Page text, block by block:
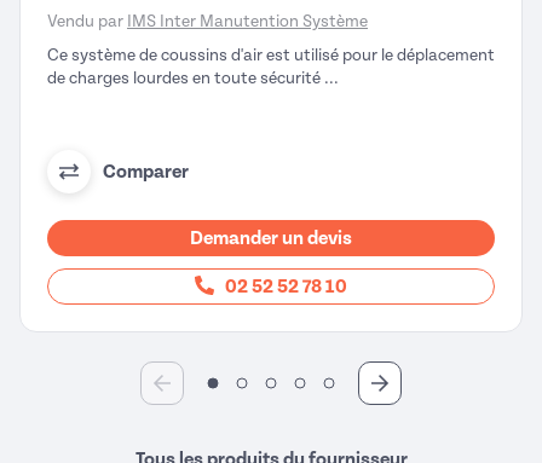
Vendu par IMS Inter Manutention Système
Ce système de coussins d'air est utilisé pour le déplacement
de charges lourdes en toute sécurité ...
Comparer
Demander un devis
02 52 52 78 10